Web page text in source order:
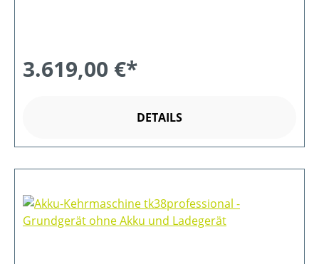
3.619,00 €*
DETAILS